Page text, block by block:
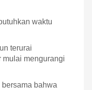
waktu
terurai
mulai mengurangi
bahwa